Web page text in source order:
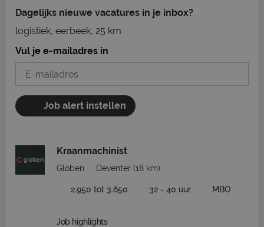
Dagelijks nieuwe vacatures in je inbox?
logistiek, eerbeek, 25 km
Vul je e-mailadres in
Job alert instellen
Kraanmachinist
Globen Deventer (18 km)
2.950 tot 3.650 32 - 40 uur MBO
Job highlights